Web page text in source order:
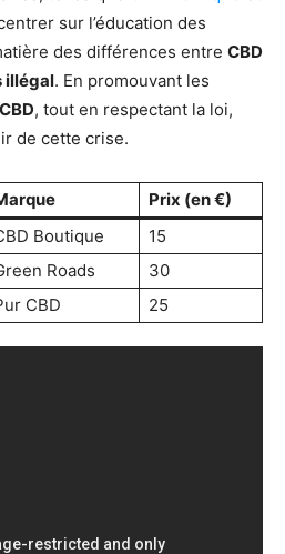
sur l’éducation des
des différences entre CBD
illégal. En promouvant les
, tout en respectant la loi,
de cette crise.
Prix (en €)
Boutique
15
Roads
30
CBD 25